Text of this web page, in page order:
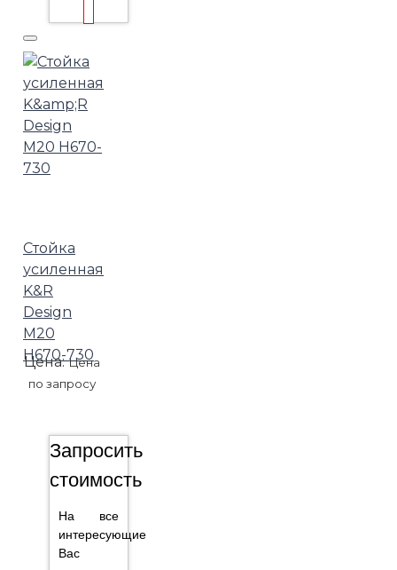
Стойка
усиленная
K&R
Design
М20
H670-730
Цена:Цена
по запросу
Запросить
стоимость
На все
интересующие
Вас